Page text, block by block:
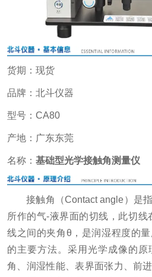
货期：现货
品牌：北斗仪器
型号：CA80
产地：广东东莞
名称： 基础型光学接触角测量仪
接触角（Contact angle）是
所作的气-液界面的切线，此切
线之间的夹角θ，是润湿程度的
的主要方法。采用光学成像的
角、润湿性能、表界面张力、前